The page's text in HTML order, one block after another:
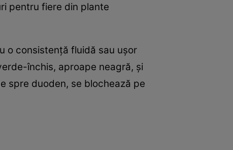
pentru fiere din plante
o consistenţă fluidă sau uşor
închis, aproape neagră, şi
spre duoden, se blochează pe